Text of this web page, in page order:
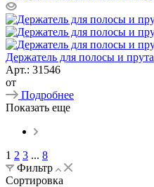
Держатель для полосы и прута
Арт.: 31546
от
Подробнее
Показать еще
1 2 3 ... 8
Фильтр
Сортировка